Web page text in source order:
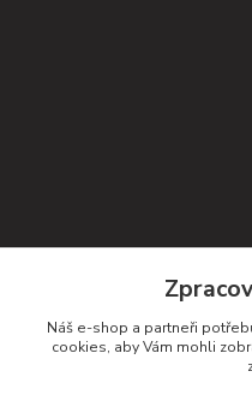
+420 732 552 122
Náš e-shop a partneři
cookies, aby Vám mohli